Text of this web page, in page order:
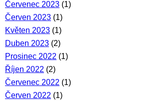
Červenec 2023 (1)
Červen 2023 (1)
Květen 2023 (1)
Duben 2023 (2)
Prosinec 2022 (1)
Říjen 2022 (2)
Červenec 2022 (1)
Červen 2022 (1)